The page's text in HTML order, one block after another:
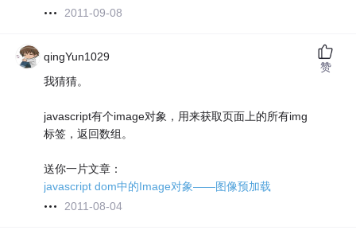
2011-09-08
qingYun1029
我猜猜。
javascript有个image对象，用来获取页面上的所有img
标签，返回数组。
送你一片文章：
javascript dom中的Image对象——图像预加载
2011-08-04
赞